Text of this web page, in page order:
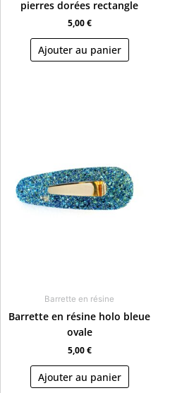
pierres dorées rectangle
5,00€
Ajouter au panier
Barrette en résine
Barrette en résine holo bleue
ovale
5,00€
Ajouter au panier